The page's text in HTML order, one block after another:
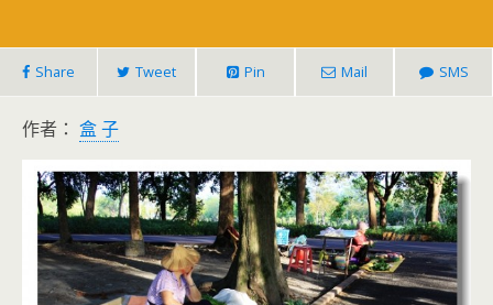
Share Tweet Pin Mail SMS
作者： 盒 子